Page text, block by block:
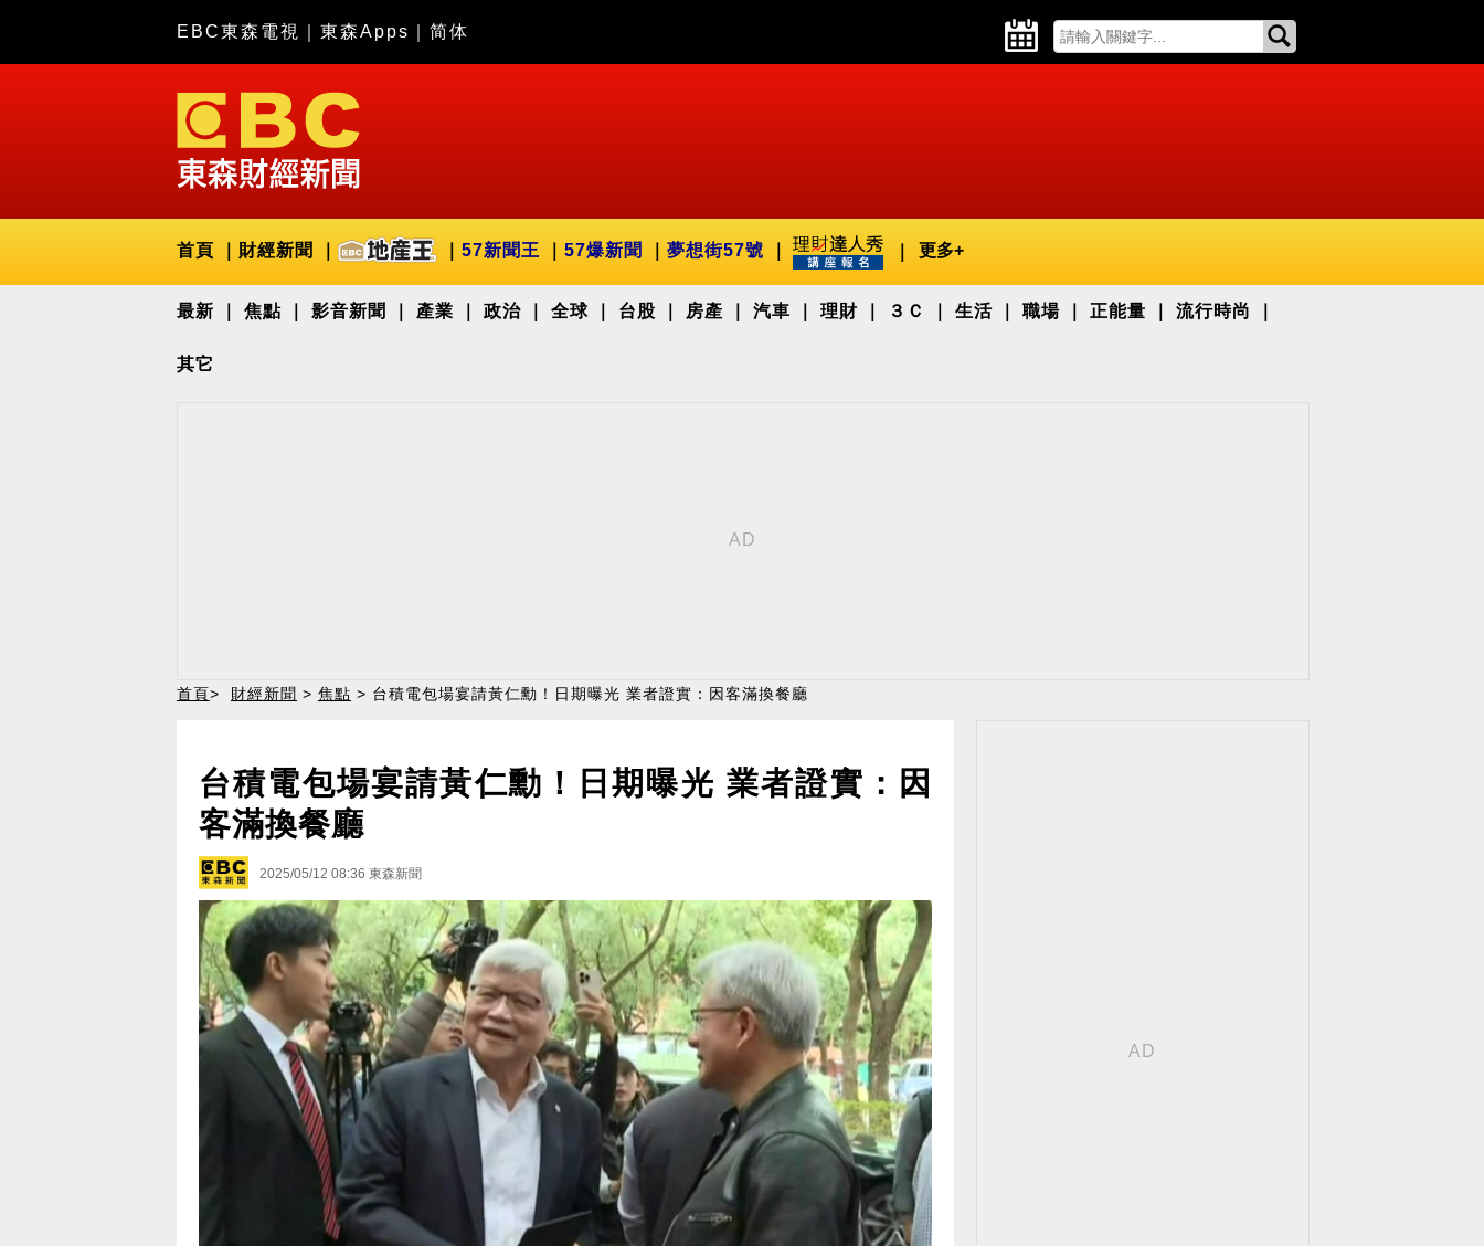
EBC東森電視 東森Apps 简体
首頁 財經新聞 57新聞王 57爆新聞 夢想街57號 更多+
最新 焦點 影音新聞 產業 政治 全球 台股 房產 汽車 理財 ３Ｃ 生活 職場 正能量 流行時尚
其它
首頁> 財經新聞 > 焦點 > 台積電包場宴請黃仁勳！日期曝光 業者證實：因客滿換餐廳
台積電包場宴請黃仁勳！日期曝光 業者證實：因
客滿換餐廳
2025/05/12 08:36 東森新聞